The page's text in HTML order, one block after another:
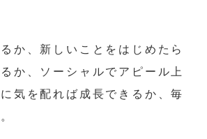
か、新しいことをはじめたら
か、ソーシャルでアピール上
気を配れば成長できるか、毎